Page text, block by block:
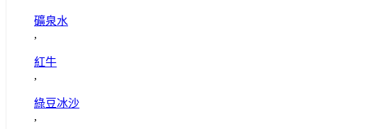
礦泉水
,
紅牛
,
綠豆冰沙
,